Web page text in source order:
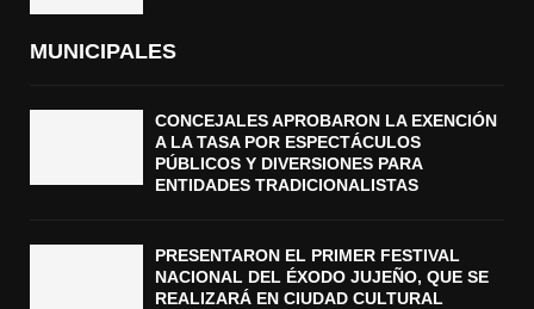
MUNICIPALES
CONCEJALES APROBARON LA EXENCIÓN
A LA TASA POR ESPECTÁCULOS
PÚBLICOS Y DIVERSIONES PARA
ENTIDADES TRADICIONALISTAS
PRESENTARON EL PRIMER FESTIVAL
NACIONAL DEL ÉXODO JUJEÑO, QUE SE
REALIZARÁ EN CIUDAD CULTURAL